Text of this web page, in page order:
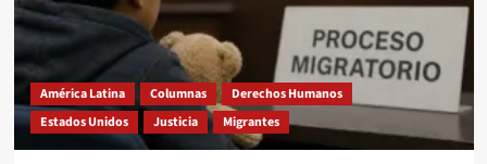
América Latina Columnas
Derechos Humanos
Estados Unidos
Justicia Migrantes